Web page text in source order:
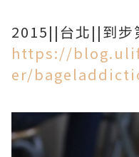
2015||台北||到步
https://
er/